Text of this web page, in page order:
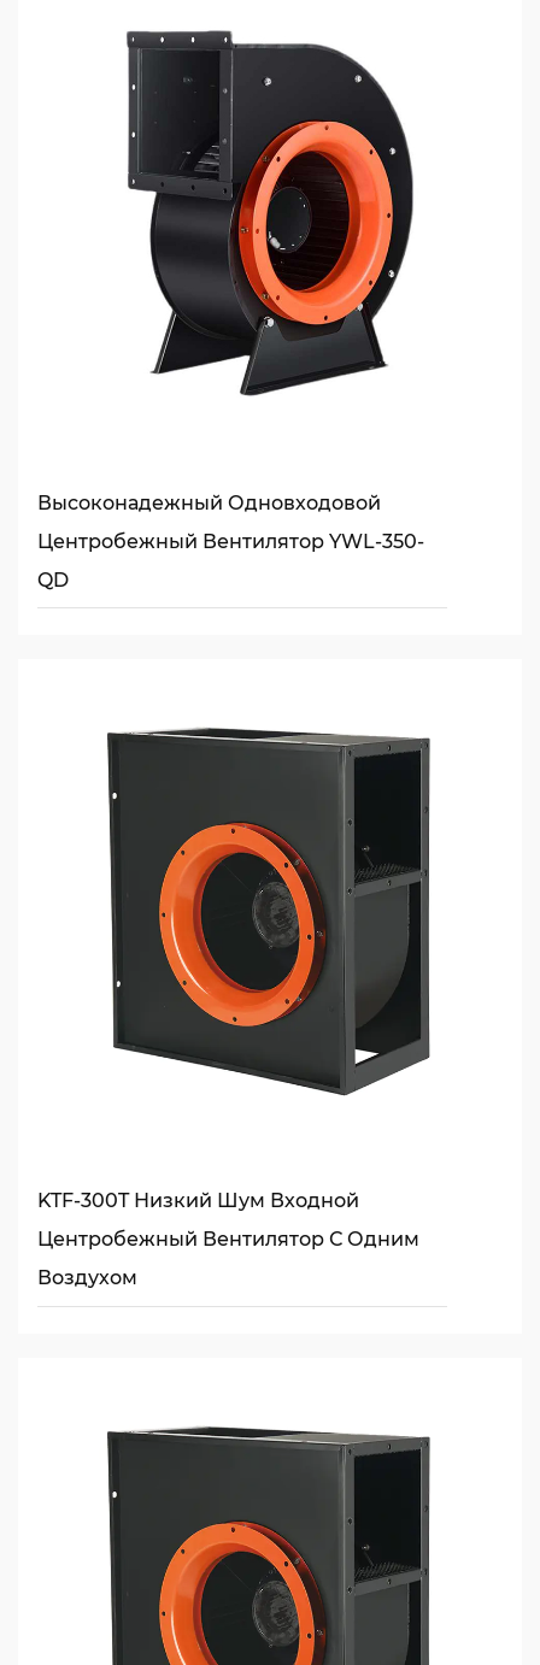
Высоконадежный Одновходовой
Центробежный Вентилятор YWL-350-
QD
KTF-300T Низкий Шум Входной
Центробежный Вентилятор С Одним
Воздухом